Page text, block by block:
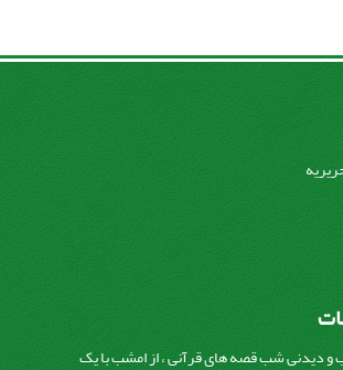
دیدنی شب قصه های قرآنی ، از امشب با یک